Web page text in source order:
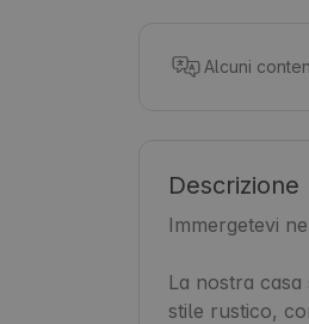
Alcuni
Descrizione
Immergetevi
La nostra
stile rustico,